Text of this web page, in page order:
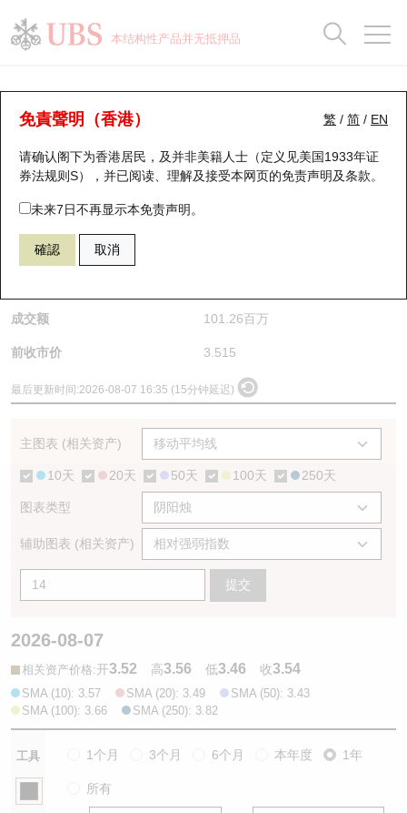
本结构性产品并无抵押品
繁 / 简 / EN
免責聲明（香港）
请确认阁下为香港居民，及并非美籍人士（定义见美国1933年证
券法规则S），并已阅读、理解及接受本网页的免责声明及条款。
未来7日不再显示本免责声明。
確認 取消
正股分析仪
0390 中国中铁
(0390) 中国中铁
$3.545 0.03 (+0.85%)
成交额 101.26百万
前收市价 3.515
最后更新时间:2026-08-07 16:35 (15分钟延迟)
主图表 (相关资产)
10天 20天 50天 100天 250天
图表类型
辅助图表 (相关资产)
提交
2026-08-07
相关资产价格:开3.52 高3.56 低3.46 收3.54
SMA (10): 3.57 SMA (20): 3.49
SMA (50): 3.43
SMA (100): 3.66
SMA (250): 3.82
工具 1个月 3个月 6个月 本年度 1年
所有
瑞银认股证一览
新发行瑞银认股证
即将到期认股证
认股证到期结算价查找
认股证分析仪
引伸波幅比较图
认股证文件及公告
认股证文件及公告 (瑞信)
街货统计
比较
牛熊全景快搜
牛熊证搜寻
牛熊证街货分布图
正股牛熊证列表
新发行瑞银牛熊证
即将到期牛熊证
牛熊证到期结算价查找
牛熊证分析仪
牛熊证文件及公告
街货统计
比较
十大升幅/跌幅
十大认股证成交分布
十天股证占大市成交
资金流
街货统计
正股分析仪
二十大活跃股份
恒指成份股
国指成份股
科指成份股
业绩及经济日历
AH 股价对照
ADR
持股比重
显示所有持股比重
每月轮证大市专题
轮证专栏
讲座及教育短片
认股证投资者教育
牛熊证投资者教育